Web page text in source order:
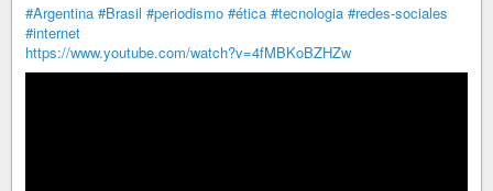
#Argentina #Brasil #periodismo #ética #tecnologia #redes-sociales
#internet
https://www.youtube.com/watch?v=4fMBKoBZHZw